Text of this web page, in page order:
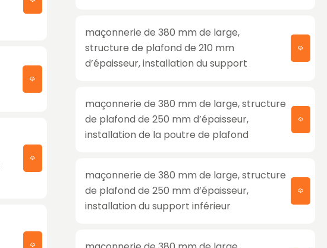
maçonnerie de 380 mm de large,
structure de plafond de 210 mm
d’épaisseur, installation du support
maçonnerie de 380 mm de large, structure
de plafond de 250 mm d’épaisseur,
installation de la poutre de plafond
maçonnerie de 380 mm de large, structure
de plafond de 250 mm d’épaisseur,
installation du support inférieur